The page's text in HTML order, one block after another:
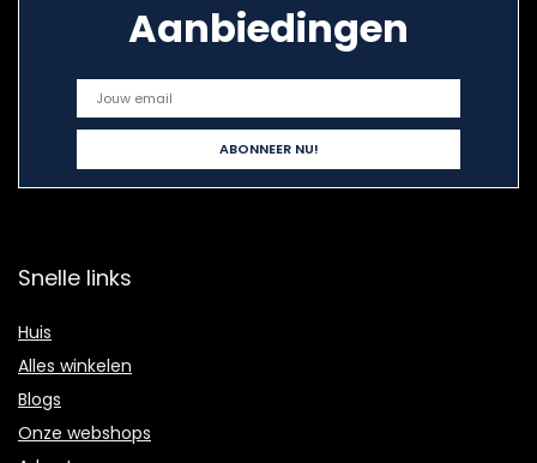
Aanbiedingen
Snelle links
Huis
Alles winkelen
Blogs
Onze webshops